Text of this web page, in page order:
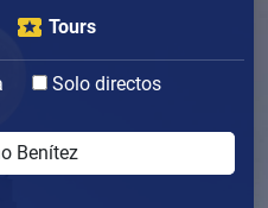
Tours
Solo directos